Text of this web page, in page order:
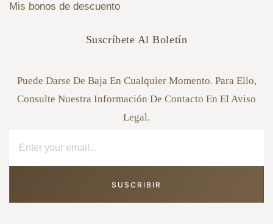
Mis bonos de descuento
Suscríbete Al Boletín
Puede Darse De Baja En Cualquier Momento. Para Ello,
Consulte Nuestra Información De Contacto En El Aviso
Legal.
SUSCRIBIR